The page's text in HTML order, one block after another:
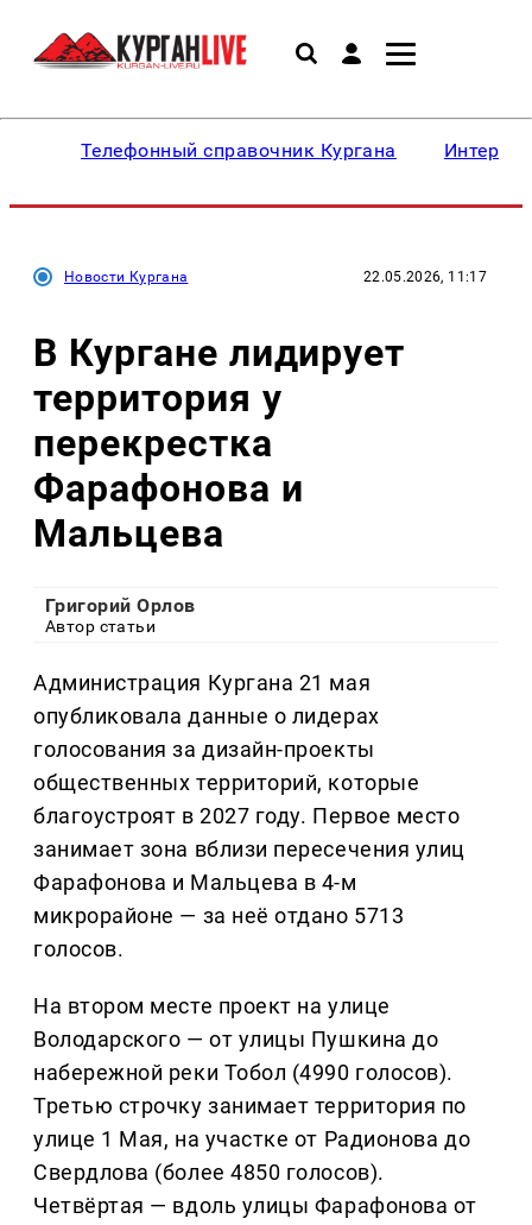
Телефонный справочник Кургана
Новости Кургана 22.05.2026, 11:17
В Кургане лидирует
территория у
перекрестка
Фарафонова и
Мальцева
Григорий Орлов
Автор статьи
Администрация Кургана 21 мая
опубликовала данные о лидерах
голосования за дизайн-проекты
общественных территорий, которые
благоустроят в 2027 году. Первое место
занимает зона вблизи пересечения улиц
Фарафонова и Мальцева в 4-м
микрорайоне — за неё отдано 5713
голосов.
На втором месте проект на улице
Володарского — от улицы Пушкина до
набережной реки Тобол (4990 голосов).
Третью строчку занимает территория по
улице 1 Мая, на участке от Радионова до
Свердлова (более 4850 голосов).
Четвёртая — вдоль улицы Фарафонова от